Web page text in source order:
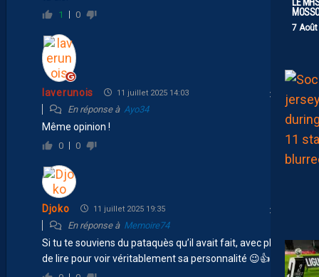
LE
7
1 0
laverunois 11 juillet 2025 14:03
En réponse à Ayo34
Même opinion !
0 0
Djoko 11 juillet 2025 19:35
En réponse à Memoire74
Si tu te souviens du pataquès qu’il avait fait, avec plaisir
de lire pour voir véritablement sa personnalité 😉👍